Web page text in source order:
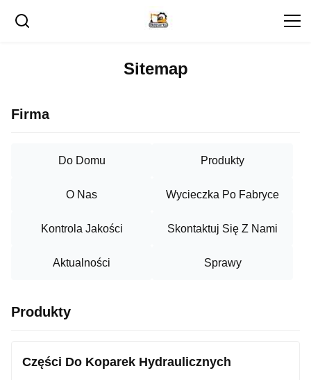
Sitemap
Firma
Do Domu Produkty
O Nas Wycieczka Po Fabryce
Kontrola Jakości Skontaktuj Się Z Nami
Aktualności Sprawy
Produkty
Części Do Koparek Hydraulicznych